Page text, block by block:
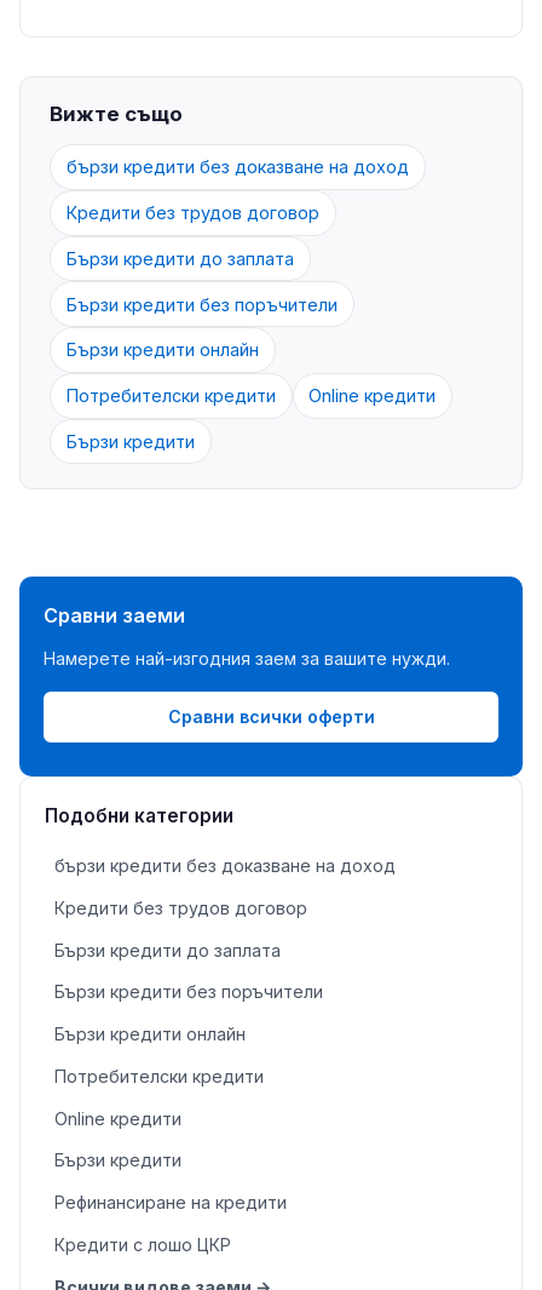
Вижте също
бързи кредити без доказване на доход
Кредити без трудов договор
Бързи кредити до заплата
Бързи кредити без поръчители
Бързи кредити онлайн
Потребителски кредити Online кредити
Бързи кредити
Сравни заеми
Намерете най-изгодния заем за вашите нужди.
Сравни всички оферти
Подобни категории
бързи кредити без доказване на доход
Кредити без трудов договор
Бързи кредити до заплата
Бързи кредити без поръчители
Бързи кредити онлайн
Потребителски кредити
Online кредити
Бързи кредити
Рефинансиране на кредити
Кредити с лошо ЦКР